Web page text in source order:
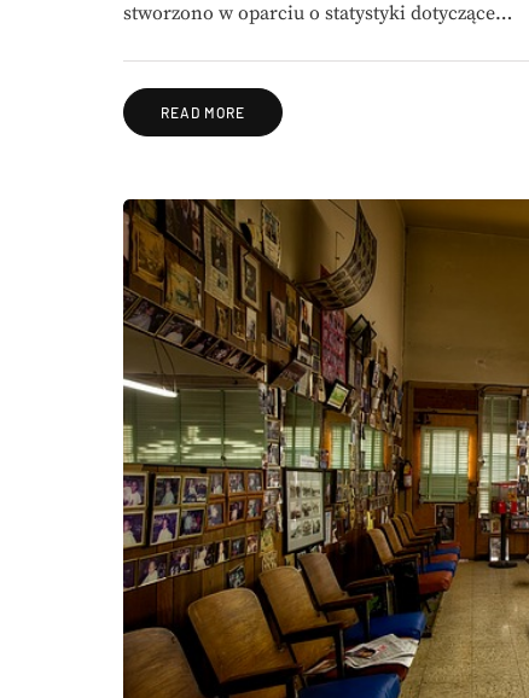
stworzono w oparciu o statystyki dotyczące…
READ MORE